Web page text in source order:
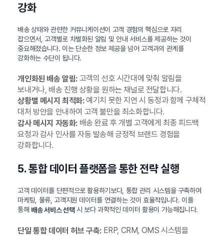
강화
배송 상태와 관련한 커뮤니케이션이 고객 경험의 핵심으로 자리
잡으면서, 고객별로 차별화된 알림 및 안내 서비스를 제공하는 것이
중요해졌습니다. 이는 단순한 정보 제공을 넘어 고객과의 관계를
강화하는 수단이 됩니다.
개인화된 배송 알림:고객의 선호 시간대에 맞춰 알림을
보내거나, 배송 진행 상황을 원하는 채널로 전달합니다.
상황별 메시지 최적화:예기치 못한 지연 시 동정과 함께 구체적
대처 방안을 안내하여 고객 불만을 최소화합니다.
감사 메시지 자동화:배송 완료 후 개별 고객에게 최종 피드백
요청과 감사 인사를 자동 발송해 긍정적 브랜드 경험을
강화합니다.
5. 통합 데이터 플랫폼을 통한 전략 실행
고객 데이터를 단편적으로 활용하기보다, 통합 관리 시스템을 구축하여
마케팅, 물류, 고객지원 데이터를 연결하는 것이 효율적입니다. 이를
통해 배송 서비스 선택시 보다 과학적인 데이터 활용이 가능해집니다.
단일 통합 데이터 허브 구축:ERP, CRM, OMS 시스템을